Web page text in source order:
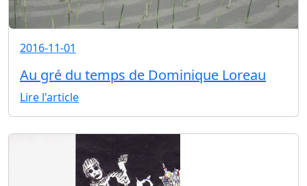
2016-11-01
Au gré du temps de Dominique Loreau
Lire l'article